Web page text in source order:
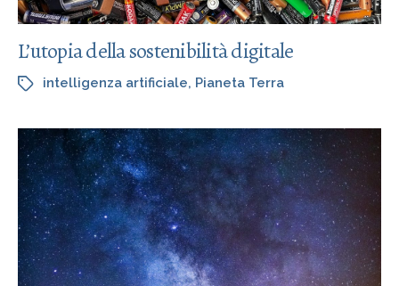
L’utopia della sostenibilità digitale
intelligenza artificiale, Pianeta Terra